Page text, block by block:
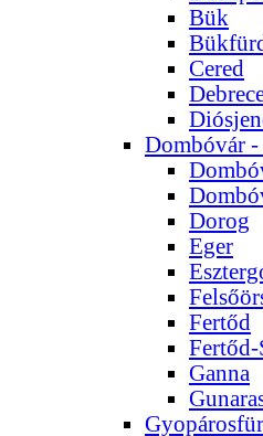
Bük
Cered
Dombóvár -
Dorog
Eger
Fertőd
Fertőd-
Ganna